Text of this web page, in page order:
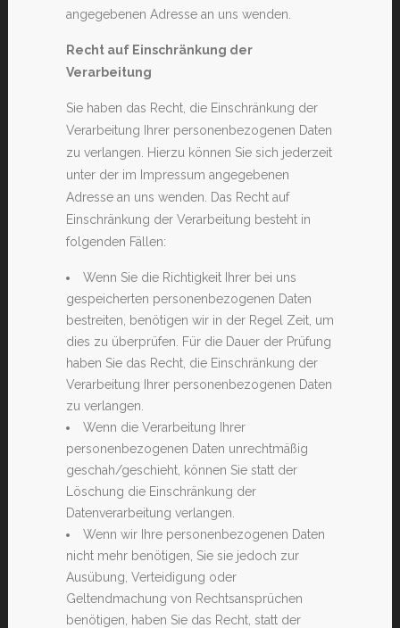
angegebenen Adresse an uns wenden.
Recht auf Einschränkung der
Verarbeitung
Sie haben das Recht, die Einschränkung der
Verarbeitung Ihrer personenbezogenen Daten
zu verlangen. Hierzu können Sie sich jederzeit
unter der im Impressum angegebenen
Adresse an uns wenden. Das Recht auf
Einschränkung der Verarbeitung besteht in
folgenden Fällen:
Wenn Sie die Richtigkeit Ihrer bei uns
gespeicherten personenbezogenen Daten
bestreiten, benötigen wir in der Regel Zeit, um
dies zu überprüfen. Für die Dauer der Prüfung
haben Sie das Recht, die Einschränkung der
Verarbeitung Ihrer personenbezogenen Daten
zu verlangen.
Wenn die Verarbeitung Ihrer
personenbezogenen Daten unrechtmäßig
geschah/geschieht, können Sie statt der
Löschung die Einschränkung der
Datenverarbeitung verlangen.
Wenn wir Ihre personenbezogenen Daten
nicht mehr benötigen, Sie sie jedoch zur
Ausübung, Verteidigung oder
Geltendmachung von Rechtsansprüchen
benötigen, haben Sie das Recht, statt der